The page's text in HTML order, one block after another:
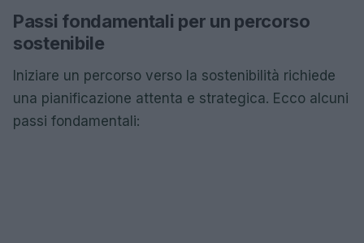
Passi fondamentali per un percorso
sostenibile
Iniziare un percorso verso la sostenibilità richiede
una pianificazione attenta e strategica. Ecco alcuni
passi fondamentali: